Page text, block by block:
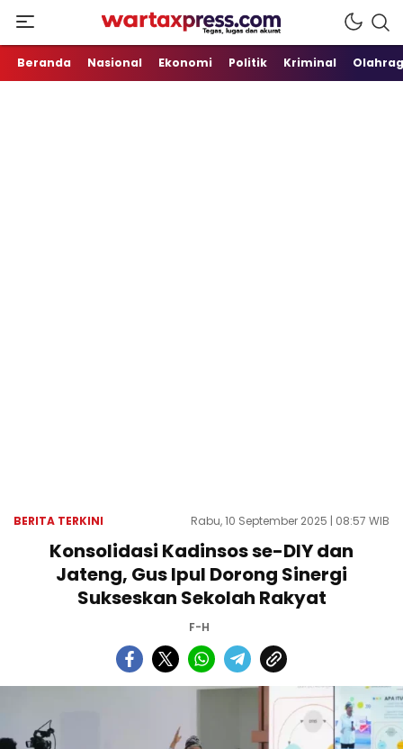
WartaXpress
Tegas, Lugas dan Akurat
Beranda Nasional Ekonomi Politik Kriminal
BERITA TERKINI Rabu, 10 September 2025 | 08:57 WIB
Konsolidasi Kadinsos se-DIY dan
Jateng, Gus Ipul Dorong Sinergi
Sukseskan Sekolah Rakyat
F-H